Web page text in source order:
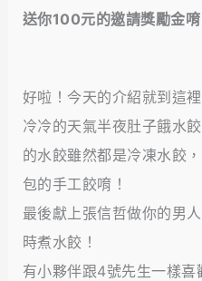
送你100元的邀請獎勵金唷
好啦！今天的介紹就到這裡
冷冷的天氣半夜肚子餓水
的水餃雖然都是冷凍水餃
包的手工餃唷！
最後獻上張信哲做你的男
時煮水餃！
有小夥伴跟4號先生一樣喜